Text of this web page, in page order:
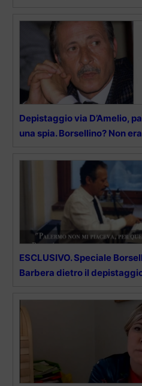
Depistaggio via D’Amelio,
una spia. Borsellino? Non
ESCLUSIVO. Speciale
Barbera dietro il